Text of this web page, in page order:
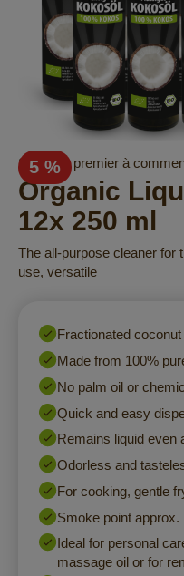
Skip
to
the
beginning
of
the
images
5 %
Soyez le premier à
Organic
12x 250 ml
The all-purpose cleaner for
use, versatile
Fractionated coconut
Made from 100%
No palm oil or
Quick and easy
Remains liquid even
Odorless and
For cooking, gentle
Smoke point approx.
Ideal for personal
massage oil or for